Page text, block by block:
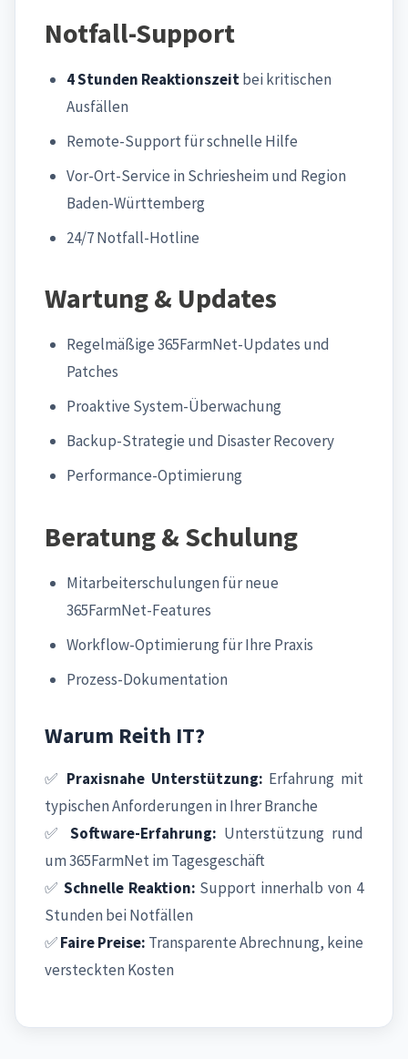
Notfall-Support
4 Stunden Reaktionszeitbei kritischen
Ausfällen
Remote-Support für schnelle Hilfe
Vor-Ort-Service in Schriesheim und Region
Baden-Württemberg
24/7 Notfall-Hotline
Wartung & Updates
Regelmäßige 365FarmNet-Updates und
Patches
Proaktive System-Überwachung
Backup-Strategie und Disaster Recovery
Performance-Optimierung
Beratung & Schulung
Mitarbeiterschulungen für neue
365FarmNet-Features
Workflow-Optimierung für Ihre Praxis
Prozess-Dokumentation
Warum Reith IT?
✅ Praxisnahe Unterstützung: Erfahrung mit
typischen Anforderungen in Ihrer Branche
✅ Software-Erfahrung: Unterstützung rund
um 365FarmNet im Tagesgeschäft
✅ Schnelle Reaktion: Support innerhalb von 4
Stunden bei Notfällen
✅Faire Preise: Transparente Abrechnung, keine
versteckten Kosten